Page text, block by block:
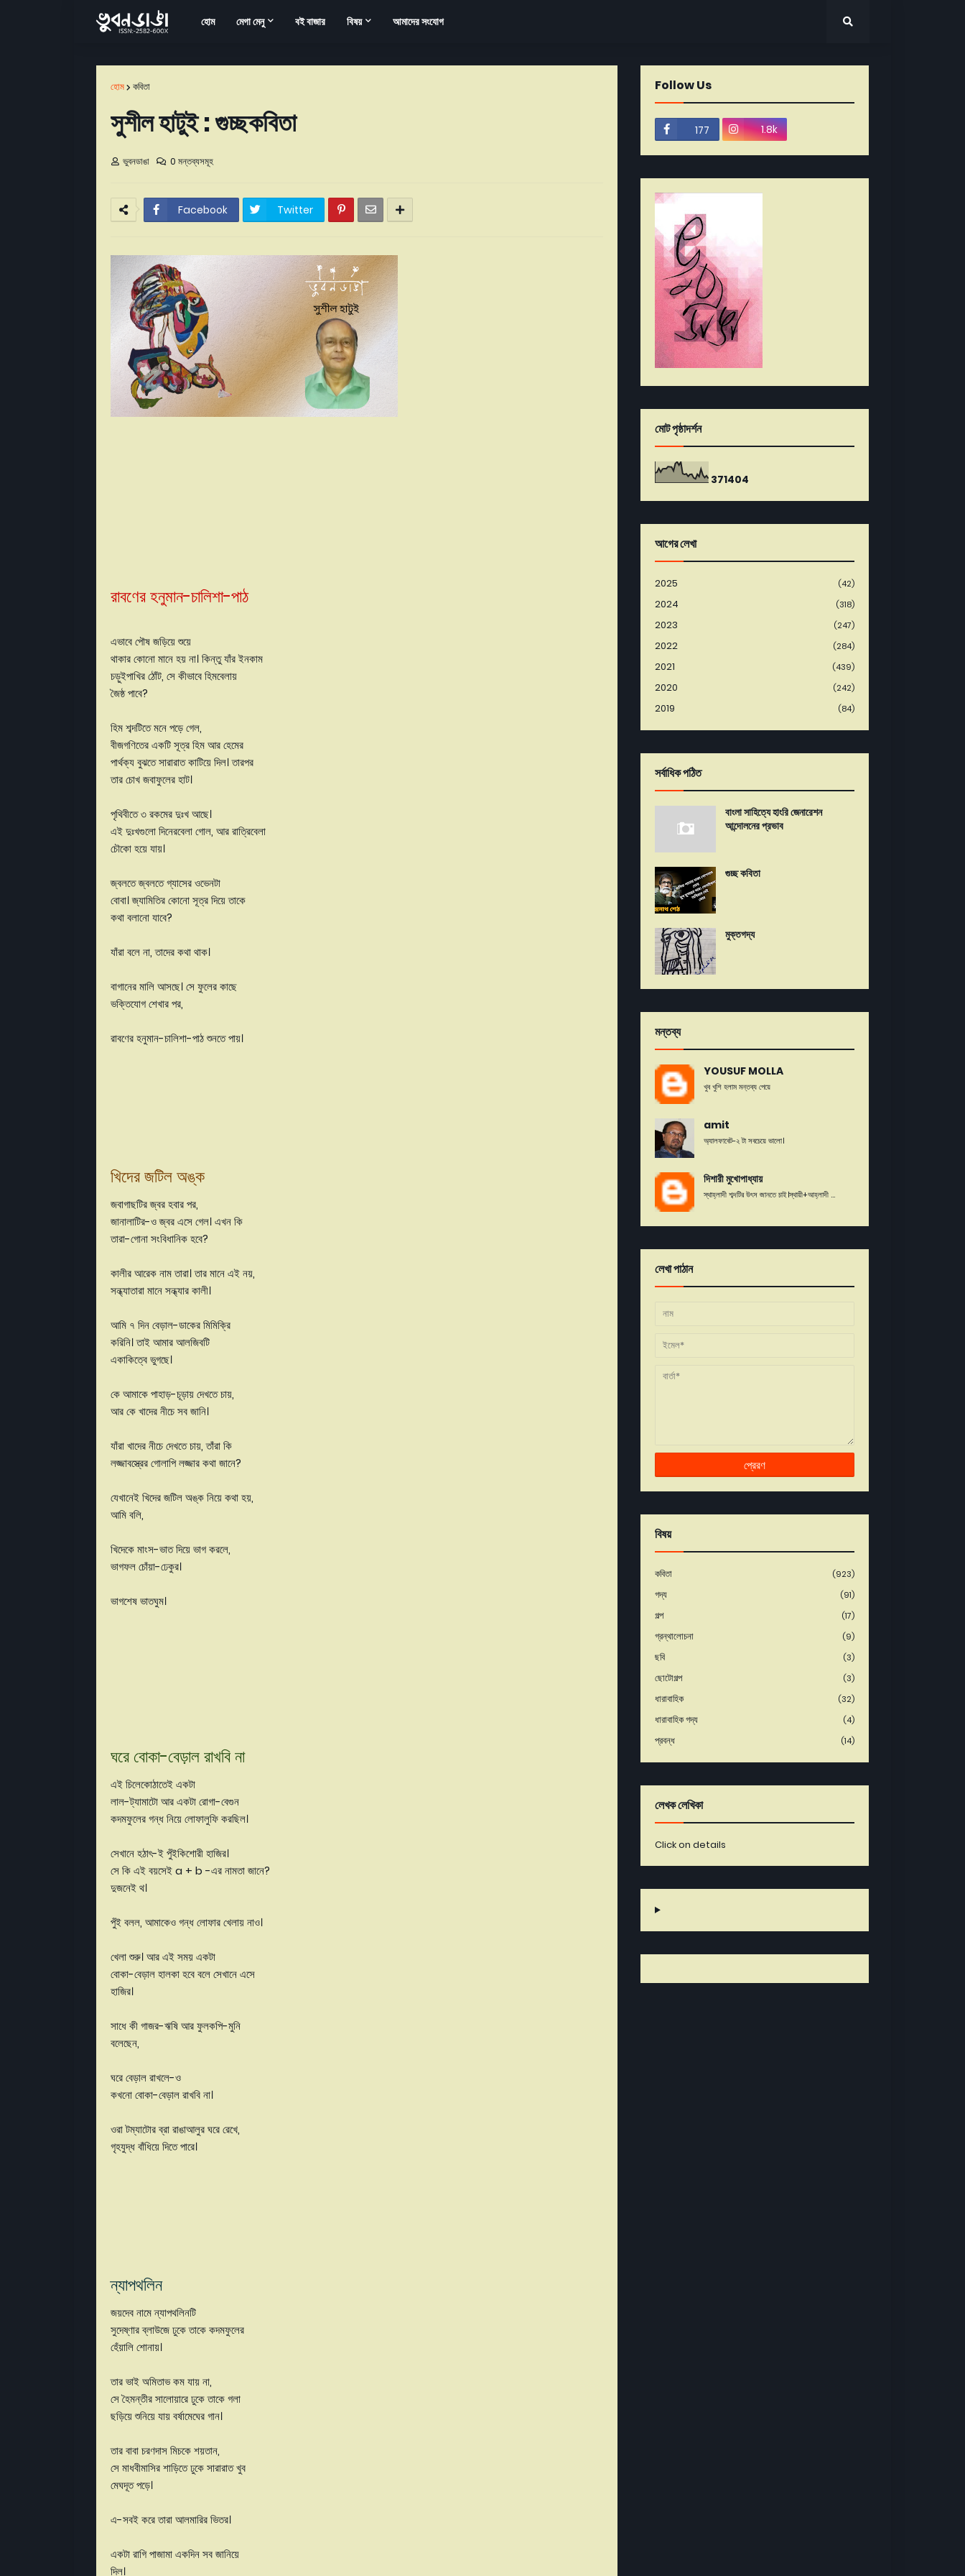
হোম মেগা মেনু বই বাজার বিষয় আমাদের সংযোগ
হোম কবিতা
সুশীল হাটুই : গুচ্ছকবিতা
ভুবনডাঙা 0 মন্তব্যসমূহ
Facebook Twitter
রাবণের হনুমান-চালিশা-পাঠ
এভাবে পৌষ জড়িয়ে শুয়ে
থাকার কোনো মানে হয় না। কিন্তু যাঁর ইনকাম
চড়ুইপাখির ঠোঁট, সে কীভাবে হিমবেলায়
জৈষ্ঠ পাবে?
হিম শব্দটিতে মনে পড়ে গেল,
বীজগণিতের একটি সূত্র হিম আর হেমের
পার্থক্য বুঝতে সারারাত কাটিয়ে দিল। তারপর
তার চোখ জবাফুলের হাট।
পৃথিবীতে ৩ রকমের দুঃখ আছে।
এই দুঃখগুলো দিনেরবেলা গোল, আর রাত্রিবেলা
চৌকো হয়ে যায়।
জ্বলতে জ্বলতে গ্যাসের ওভেনটা
বোবা। জ্যামিতির কোনো সূত্র দিয়ে তাকে
কথা বলানো যাবে?
যাঁরা বলে না, তাদের কথা থাক।
বাগানের মালি আসছে। সে ফুলের কাছে
ভক্তিযোগ শেখার পর,
রাবণের হনুমান-চালিশা-পাঠ শুনতে পায়।
খিদের জটিল অঙ্ক
জবাগাছটির জ্বর হবার পর,
জানালাটির-ও জ্বর এসে গেল। এখন কি
তারা-গোনা সংবিধানিক হবে?
কালীর আরেক নাম তারা। তার মানে এই নয়,
সন্ধ্যাতারা মানে সন্ধ্যার কালী।
আমি ৭ দিন বেড়াল-ডাকের মিমিক্রি
করিনি। তাই আমার আলজিবটি
একাকিত্বে ভুগছে।
কে আমাকে পাহাড়-চূড়ায় দেখতে চায়,
আর কে খাদের নীচে সব জানি।
যাঁরা খাদের নীচে দেখতে চায়, তাঁরা কি
লজ্জাবস্ত্রের গোলাপি লজ্জার কথা জানে?
যেখানেই খিদের জটিল অঙ্ক নিয়ে কথা হয়,
আমি বলি,
খিদেকে মাংস-ভাত দিয়ে ভাগ করলে,
ভাগফল চোঁয়া-ঢেকুর।
ভাগশেষ ভাতঘুম।
ঘরে বোকা-বেড়াল রাখবি না
এই চিলেকোঠাতেই একটা
লাল-ট্যামাটো আর একটা রোগা-বেগুন
কদমফুলের গন্ধ নিয়ে লোফালুফি করছিল।
সেখানে হঠাৎ-ই পুঁইকিশোরী হাজির।
সে কি এই বয়সেই a + b -এর নামতা জানে?
দুজনেই থ।
পুঁই বলল, আমাকেও গন্ধ লোফার খেলায় নাও।
খেলা শুরু। আর এই সময় একটা
বোকা-বেড়াল হালকা হবে বলে সেখানে এসে
হাজির।
সাধে কী গাজর-ঋষি আর ফুলকপি-মুনি
বলেছেন,
ঘরে বেড়াল রাখলে-ও
কখনো বোকা-বেড়াল রাখবি না।
ওরা টম্যাটোর ব্রা রাঙাআলুর ঘরে রেখে,
গৃহযুদ্ধ বাঁধিয়ে দিতে পারে।
ন্যাপথলিন
জয়দেব নামে ন্যাপথলিনটি
সুদেষ্ণার ব্লাউজে ঢুকে তাকে কদমফুলের
হেঁয়ালি শোনায়।
তার ভাই অমিতাভ কম যায় না,
সে হৈমন্তীর সালোয়ারে ঢুকে তাকে গলা
ছড়িয়ে শুনিয়ে যায় বর্ষামেঘের গান।
তার বাবা চরণদাস মিচকে শয়তান,
সে মাধবীমাসির শাড়িতে ঢুকে সারারাত খুব
মেঘদূত পড়ে।
এ-সবই করে তারা আলমারির ভিতর।
একটা রাগি পাজামা একদিন সব জানিয়ে
দিল।
Follow Us
177 1.8k
মোট পৃষ্ঠাদর্শন
371404
আগের লেখা
2025 (42)
2024 (318)
2023 (247)
2022 (284)
2021 (439)
2020 (242)
2019 (84)
সর্বাধিক পঠিত
বাংলা সাহিত্যে হাংরি জেনারেশন
আন্দোলনের প্রভাব
গুচ্ছ কবিতা
মুক্তগদ্য
মন্তব্য
YOUSUF MOLLA
খুব খুশি হলাম মন্তব্য পেয়ে
amit
অ্যালফাবেট-২ টা সবচেয়ে ভালো।
দিশারী মুখোপাধ্যায়
স্থাহ্লাদী শব্দটির উৎস জানতে চাই।স্থায়ী+আহ্লাদী ...
লেখা পাঠান
বিষয়
কবিতা (923)
গদ্য (91)
গল্প (17)
গ্রন্থালোচনা (9)
ছবি (3)
ছোটোগল্প (3)
ধারাবাহিক (32)
ধারাবাহিক গদ্য (4)
প্রবন্ধ (14)
লেখক লেখিকা
Click on details